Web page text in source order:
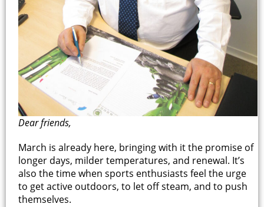
Dear friends,
March is already here, bringing with it the promise of
longer days, milder temperatures, and renewal. It’s
also the time when sports enthusiasts feel the urge
to get active outdoors, to let off steam, and to push
themselves.